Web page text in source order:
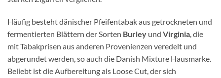
Häufig besteht dänischer Pfeifentabak aus getrockneten und
fermentierten Blättern der Sorten Burley und Virginia, die
mit Tabakprisen aus anderen Provenienzen veredelt und
abgerundet werden, so auch die Danish Mixture Hausmarke.
Beliebt ist die Aufbereitung als Loose Cut, der sich